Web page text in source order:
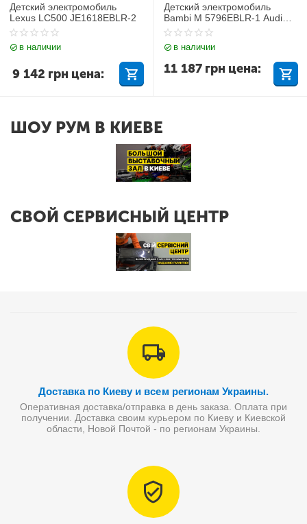
Детский электромобиль
Lexus LC500 JE1618EBLR-2
в наличии
9 142 грн цена:
Детский электромобиль
Bambi M 5796EBLR-1 Audi
Q7
в наличии
11 187 грн цена:
ШОУ РУМ В КИЕВЕ
СВОЙ СЕРВИСНЫЙ ЦЕНТР
Доставка по Киеву и всем регионам Украины.
Оперативная доставка/отправка в день заказа. Оплата при
получении. Доставка своим курьером по Киеву и Киевской
области, Новой Почтой - по регионам Украины.